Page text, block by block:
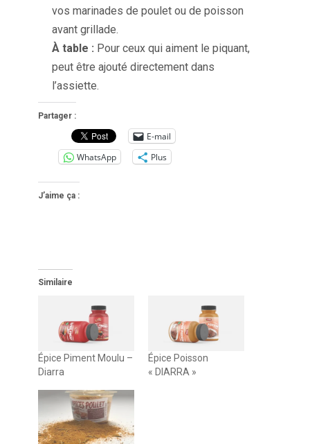
vos marinades de poulet ou de poisson
avant grillade.
À table : Pour ceux qui aiment le piquant,
peut être ajouté directement dans
l’assiette.
Partager :
E-mail
WhatsApp
Plus
J’aime ça :
Similaire
Épice Piment Moulu –
Diarra
Épice Poisson
« DIARRA »